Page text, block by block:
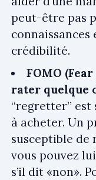
peut-être pas
crédibilité.
FOMO
rater quelque
“regretter” est
à acheter. Un
susceptible de
vous pouvez
s’il dit «non».